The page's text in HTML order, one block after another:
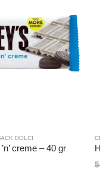
DOLCI
creme – 40 gr